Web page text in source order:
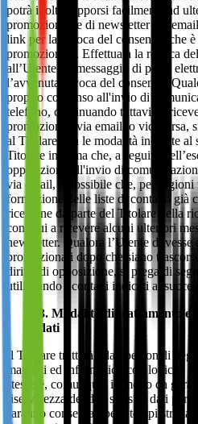
potrà inoltre opporsi facilmente ad
promozionali e di newsletter via
link per la revoca del consenso, che
promozionale. Effettuata la revoca
all’Utente un messaggio di posta
l’avvenuta revoca del consenso.
proprio consenso all'invio di
telefono, continuando tuttavia a
promozionali via email, o viceversa,
al Titolare con le modalità indicate al
Titolare informa che, a seguito
opposizione all'invio di
via email, è possibile che, per ragioni
formazione delle liste di contatto già
ricezione da parte del Titolare della
continui a ricevere alcuni ulteriori
newsletter. Qualora l’Utente
promozionali dopo che siano
diritto di opposizione, si prega di
utilizzando i contatti indicati al
3. Modalità di trattamento e
dati
Il Titolare tratterà i dati personali
manuali ed informatici, con logiche
stesse e, comunque, in modo da
riservatezza dei dati stessi. I dati
saranno conservati per i tempi